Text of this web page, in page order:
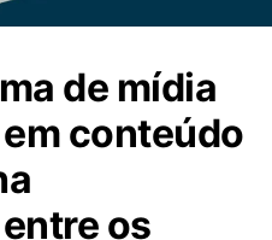
de mídia
conteúdo
os